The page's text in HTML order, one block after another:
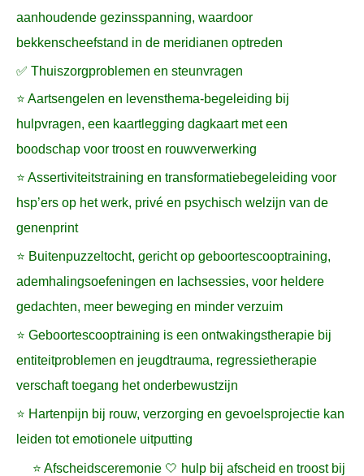
aanhoudende gezinsspanning, waardoor
bekkenscheefstand in de meridianen optreden
✅ Thuiszorgproblemen en steunvragen
⭐ Aartsengelen en levensthema-begeleiding bij
hulpvragen, een kaartlegging dagkaart met een
boodschap voor troost en rouwverwerking
⭐ Assertiviteitstraining en transformatiebegeleiding voor
hsp’ers op het werk, privé en psychisch welzijn van de
genenprint
⭐ Buitenpuzzeltocht, gericht op geboortescooptraining,
ademhalingsoefeningen en lachsessies, voor heldere
gedachten, meer beweging en minder verzuim
⭐ Geboortescooptraining is een ontwakingstherapie bij
entiteitproblemen en jeugdtrauma, regressietherapie
verschaft toegang het onderbewustzijn
⭐ Hartenpijn bij rouw, verzorging en gevoelsprojectie kan
leiden tot emotionele uitputting
⭐ Afscheidsceremonie 🤍 hulp bij afscheid en troost bij